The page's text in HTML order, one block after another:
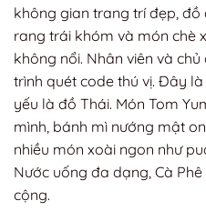
không gian trang trí đẹp, đồ
rang trái khóm và món chè
không nổi. Nhân viên và
trình quét code thú vị. Đây là
yếu là đồ Thái. Món Tom
mình, bánh mì nướng mật
nhiều món xoài ngon như
Nước uống đa dạng, Cà
cộng.